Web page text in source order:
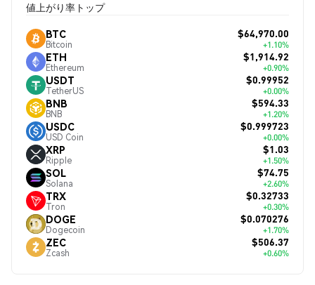
値上がり率トップ
BTC
Bitcoin
$64,970.00
+1.10%
ETH
Ethereum
$1,914.92
+0.90%
USDT
TetherUS
$0.99952
+0.00%
BNB
BNB
$594.33
+1.20%
USDC
USD Coin
$0.999723
+0.00%
XRP
Ripple
$1.03
+1.50%
SOL
Solana
$74.75
+2.60%
TRX
Tron
$0.32733
+0.30%
DOGE
Dogecoin
$0.070276
+1.70%
ZEC
Zcash
$506.37
+0.60%